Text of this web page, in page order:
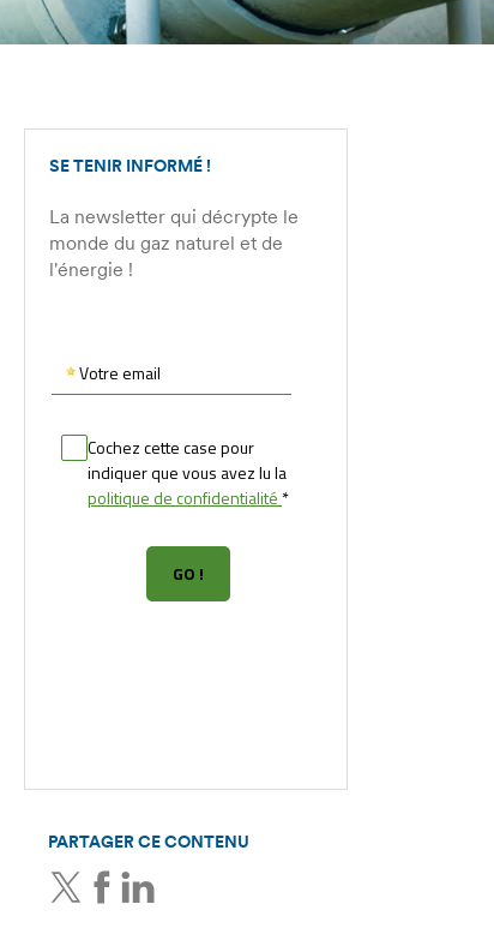
SE TENIR INFORMÉ !
La newsletter qui décrypte le
monde du gaz naturel et de
l'énergie !
PARTAGER CE CONTENU
Twitter